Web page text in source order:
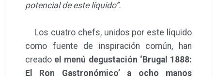
potencial de este líquido”.
Los cuatro chefs, unidos por este líquido
como fuente de inspiración común, han
creado el menú degustación ‘Brugal 1888:
El Ron Gastronómico’ a ocho manos